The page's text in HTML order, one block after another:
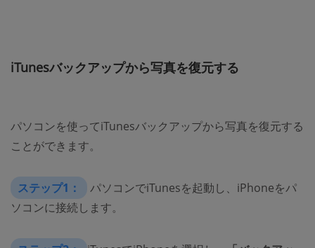
iTunesバックアップから写真を復元する
パソコンを使ってiTunesバックアップから写真を復元する
ことができます。
ステップ1：
パソコンでiTunesを起動し、iPhoneをパ
ソコンに接続します。